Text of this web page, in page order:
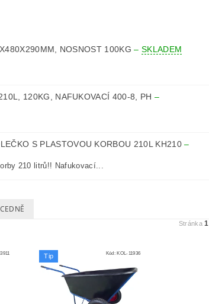
NOSNOST 100KG– SKLADEM
120KG, NAFUKOVACÍ 400-8, PH –
S PLASTOVOU KORBOU 210L KH210–
210 litrů!! Nafukovací...
Stránka1
Tip Kód:KOL-11936